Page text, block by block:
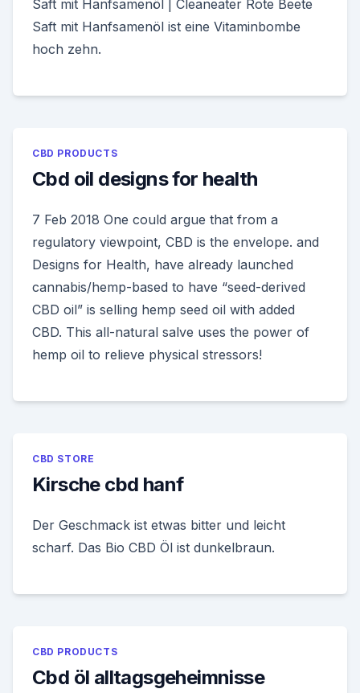
Saft mit Hanfsamenöl | Cleaneater Rote Beete
Saft mit Hanfsamenöl ist eine Vitaminbombe
hoch zehn.
CBD PRODUCTS
Cbd oil designs for health
7 Feb 2018 One could argue that from a
regulatory viewpoint, CBD is the envelope. and
Designs for Health, have already launched
cannabis/hemp-based to have “seed-derived
CBD oil” is selling hemp seed oil with added
CBD. This all-natural salve uses the power of
hemp oil to relieve physical stressors!
CBD STORE
Kirsche cbd hanf
Der Geschmack ist etwas bitter und leicht
scharf. Das Bio CBD Öl ist dunkelbraun.
CBD PRODUCTS
Cbd öl alltagsgeheimnisse